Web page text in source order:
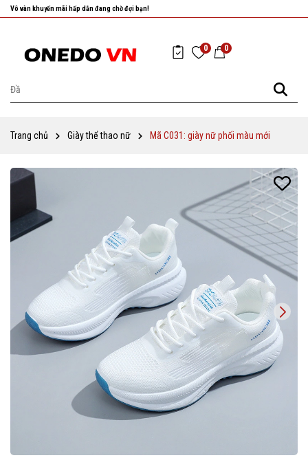
Nhanh tay chọn cho mình những sản phẩm ưng ý nhất!
0 0
Trang chủ Giày thể thao nữ Mã C031: giày nữ phối màu mới